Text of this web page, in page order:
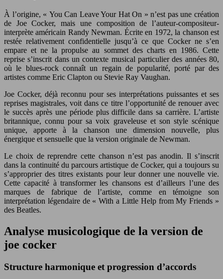
À l’origine, « You Can Leave Your Hat On » n’est pas une création
de Joe Cocker, mais une composition de l’auteur-compositeur-
interprète américain Randy Newman. Écrite en 1972, la chanson est
restée relativement confidentielle jusqu’à ce que Cocker ne s’en
empare et ne la propulse au sommet des charts en 1986. Cette
reprise s’inscrit dans un contexte musical particulier des années 80,
où le blues-rock connaît un regain de popularité, porté par des
artistes comme Eric Clapton ou Stevie Ray Vaughan.
Joe Cocker, déjà reconnu pour ses interprétations puissantes et ses
reprises magistrales, voit dans ce titre l’opportunité de renouer avec
le succès après une période plus difficile dans sa carrière. L’artiste
britannique, connu pour sa voix graveleuse et son style scénique
unique, apporte à la chanson une dimension nouvelle, plus
énergique et sensuelle que la version originale de Newman.
Le choix de reprendre cette chanson n’est pas anodin. Il s’inscrit
dans la continuité du parcours artistique de Cocker, qui a toujours su
s’approprier des titres existants pour leur donner une nouvelle vie.
Cette capacité à transformer les chansons est d’ailleurs l’une des
marques de fabrique de l’artiste, comme en témoigne son
interprétation légendaire de « With a Little Help from My Friends »
des Beatles.
Analyse musicologique de la version de
joe cocker
Structure harmonique et progression d’accords